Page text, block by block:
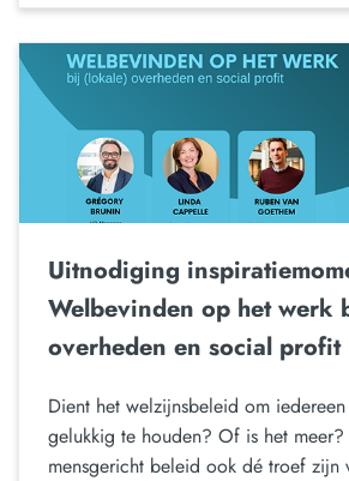
Uitnodiging
Welbevinden op het werk
overheden en social profit
Dient het welzijnsbeleid om
gelukkig te houden? Of is het meer?
mensgericht beleid ook dé troef zijn